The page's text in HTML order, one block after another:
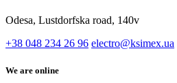
Odesa, Lustdorfska road, 140v
+38 048 234 26 96 electro@ksimex.ua
We are online